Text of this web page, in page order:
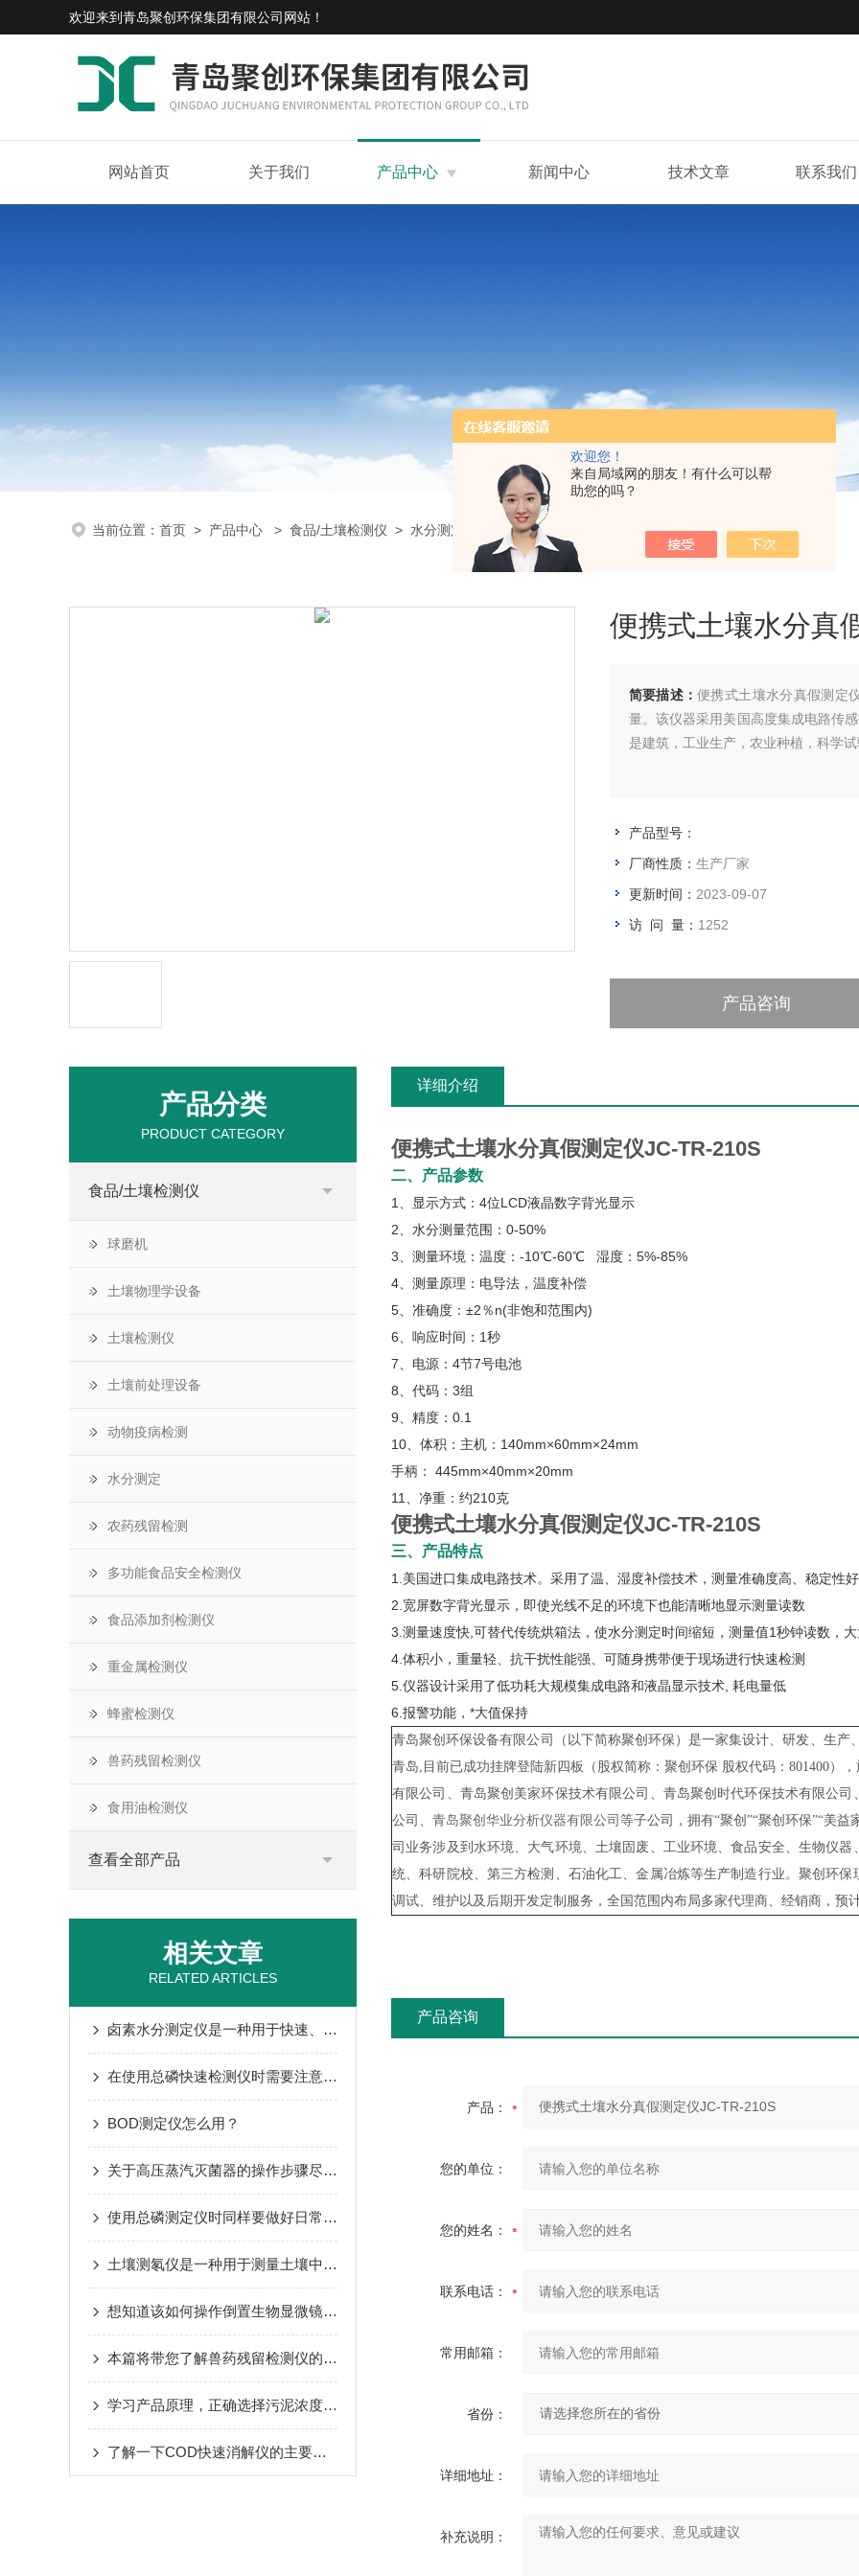
欢迎您！
来自局域网的朋友！有什么可以帮
助您的吗？
欢迎来到青岛聚创环保集团有限公司网站 ！
网站首页 关于我们 产品中心 新闻中心 技术文章 联系我们
当前位置： 首页 > 产品中心 > 食品/土壤检测仪 > 水分测定 > 便携式土壤水分真假测定仪JC-TR-210S
便携式土壤水分真
简要描述： 便携式土壤水分真假测定
量。该仪器采用美国高度集成电路传
是建筑，工业生产，农业种植，科学
产品型号：
厂商性质： 生产厂家
更新时间： 2023-09-07
访 问 量： 1252
产品咨询
产品分类
PRODUCT CATEGORY
食品/土壤检测仪
球磨机
土壤物理学设备
土壤检测仪
土壤前处理设备
动物疫病检测
水分测定
农药残留检测
多功能食品安全检测仪
食品添加剂检测仪
重金属检测仪
蜂蜜检测仪
兽药残留检测仪
食用油检测仪
查看全部产品
相关文章
RELATED ARTICLES
卤素水分测定仪是一种用于快速、准确测量样品中水分含量的仪器
在使用总磷快速检测仪时需要注意这些事项
BOD测定仪怎么用？
关于高压蒸汽灭菌器的操作步骤尽在本篇
使用总磷测定仪时同样要做好日常的维护保养工作
土壤测氡仪是一种用于测量土壤中氡气浓度的设备
想知道该如何操作倒置生物显微镜不妨看看本篇吧
本篇将带您了解兽药残留检测仪的性能有哪些吧
学习产品原理，正确选择污泥浓度计！
了解一下COD快速消解仪的主要特点有哪些吧
详细介绍
便携式土壤水分真假测定仪JC-TR-210S
二、产品参数
1、显示方式：4位LCD液晶数字背光显示
2、水分测量范围：0-50%
3、测量环境：温度：-10℃-60℃ 湿度：5%-85%
4、测量原理：电导法，温度补偿
5、准确度：±2％n(非饱和范围内)
6、响应时间：1秒
7、电源：4节7号电池
8、代码：3组
9、精度：0.1
10、体积：主机：140mm×60mm×24mm
手柄： 445mm×40mm×20mm
11、净重：约210克
便携式土壤水分真假测定仪JC-TR-210S
三、产品特点
1.美国进口集成电路技术。采用了温、湿度补偿技术，测量准确度高、稳定性好
2.宽屏数字背光显示，即使光线不足的环境下也能清晰地显示测量读数
3.测量速度快,可替代传统烘箱法，使水分测定时间缩短，测量值1秒钟读数，
4.体积小，重量轻、抗干扰性能强、可随身携带便于现场进行快速检测
5.仪器设计采用了低功耗大规模集成电路和液晶显示技术, 耗电量低
6.报警功能，*大值保持
青岛聚创环保设备有限公司（以下简称聚创环保）是一家集设计、研发、生
青岛,目前已成功挂牌登陆新四板（股权简称：聚创环保 股权代码：801400）
有限公司、青岛聚创美家环保技术有限公司、青岛聚创时代环保技术有限公
公司、 青岛聚创华业分析仪器有限公司 等子公司，拥有“聚创”“聚创环保”“美
司业务涉及到水环境、大气环境、土壤固废、工业环境、食品安全、生物仪
统、科研院校、第三方检测、石油化工、金属冶炼等生产制造行业。聚创环
调试、维护以及后期开发定制服务，全国范围内布局多家代理商、经销商，预
产品咨询
产品：
您的单位：
您的姓名：
联系电话：
常用邮箱：
省份：
详细地址：
补充说明：